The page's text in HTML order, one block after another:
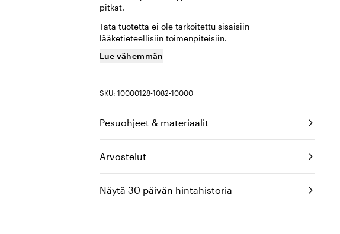
pitkät.
Tätä tuotetta ei ole tarkoitettu sisäisiin
lääketieteellisiin toimenpiteisiin.
Lue vähemmän
SKU: 10000128-1082-10000
Pesuohjeet & materiaalit
Arvostelut
Näytä 30 päivän hintahistoria